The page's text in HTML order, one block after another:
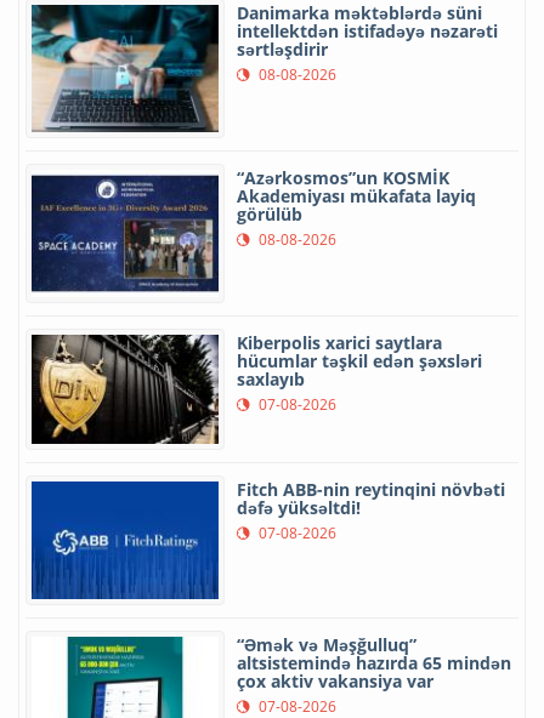
Danimarka məktəblərdə süni
intellektdən istifadəyə nəzarəti
sərtləşdirir
08-08-2026
“Azərkosmos”un KOSMİK
Akademiyası mükafata layiq
görülüb
08-08-2026
Kiberpolis xarici saytlara
hücumlar təşkil edən şəxsləri
saxlayıb
07-08-2026
Fitch ABB-nin reytinqini növbəti
dəfə yüksəltdi!
07-08-2026
“Əmək və Məşğulluq”
altsistemində hazırda 65 mindən
çox aktiv vakansiya var
07-08-2026